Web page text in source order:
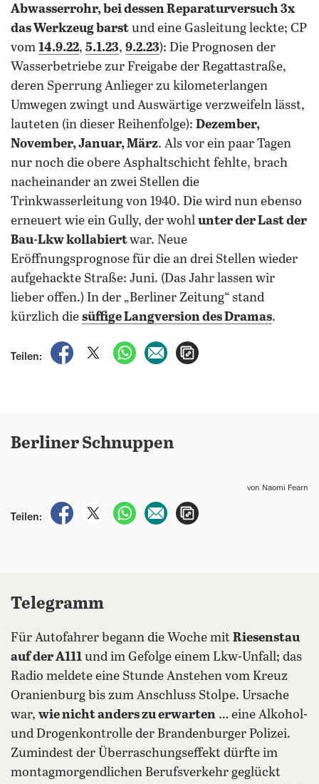
Abwasserrohr, bei dessen Reparaturversuch 3x
das Werkzeug barst und eine Gasleitung leckte; CP
vom 14.9.22, 5.1.23, 9.2.23): Die Prognosen der
Wasserbetriebe zur Freigabe der Regattastraße,
deren Sperrung Anlieger zu kilometerlangen
Umwegen zwingt und Auswärtige verzweifeln lässt,
lauteten (in dieser Reihenfolge): Dezember,
November, Januar, März. Als vor ein paar Tagen
nur noch die obere Asphaltschicht fehlte, brach
nacheinander an zwei Stellen die
Trinkwasserleitung von 1940. Die wird nun ebenso
erneuert wie ein Gully, der wohl unter der Last der
Bau-Lkw kollabiertwar. Neue
Eröffnungsprognose für die an drei Stellen wieder
aufgehackte Straße: Juni. (Das Jahr lassen wir
lieber offen.) In der „Berliner Zeitung“ stand
kürzlich die süffige Langversion des Dramas.
Teilen:
auf Facebook teilen
auf X teilenper WhatsApp teilen
per E-Mail teilen
Berliner Schnuppen
von Naomi Fearn
Teilen:
auf Facebook teilen
auf X teilenper WhatsApp teilen
per E-Mail teilen
Telegramm
Für Autofahrer begann die Woche mit Riesenstau
auf der A111 und im Gefolge einem Lkw-Unfall; das
Radio meldete eine Stunde Anstehen vom Kreuz
Oranienburg bis zum Anschluss Stolpe. Ursache
war, wie nicht anders zu erwarten … eine Alkohol-
und Drogenkontrolle der Brandenburger Polizei.
Zumindest der Überraschungseffekt dürfte im
montagmorgendlichen Berufsverkehr geglückt